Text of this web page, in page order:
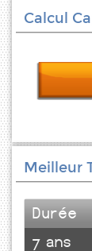
Calcul
Meilleur
Durée
7 ans